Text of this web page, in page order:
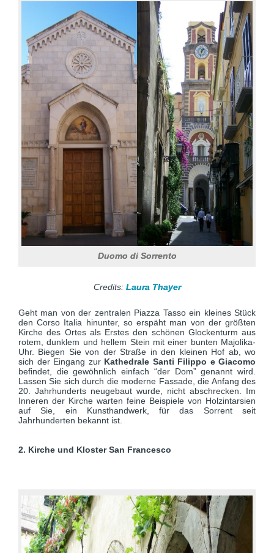
Duomo di Sorrento
Credits: Laura Thayer
Geht man von der zentralen Piazza Tasso ein kleines Stück
den Corso Italia hinunter, so erspäht man von der größten
Kirche des Ortes als Erstes den schönen Glockenturm aus
rotem, dunklem und hellem Stein mit einer bunten Majolika-
Uhr. Biegen Sie von der Straße in den kleinen Hof ab, wo
sich der Eingang zurKathedrale Santi Filippo e Giacomo
befindet, die gewöhnlich einfach “der Dom” genannt wird.
Lassen Sie sich durch die moderne Fassade, die Anfang des
20. Jahrhunderts neugebaut wurde, nicht abschrecken. Im
Inneren der Kirche warten feine Beispiele von Holzintarsien
auf Sie, ein Kunsthandwerk, für das Sorrent seit
Jahrhunderten bekannt ist.
2. Kirche und Kloster San Francesco